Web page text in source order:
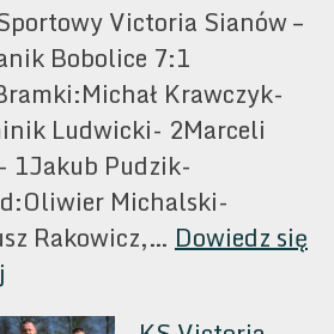
Victoria Sianów –
Bobolice 7:1
Krawczyk-
Ludwicki- 2Marceli
1Jakub Pudzik-
Michalski-
Rakowicz,… Dowiedz się
Klub